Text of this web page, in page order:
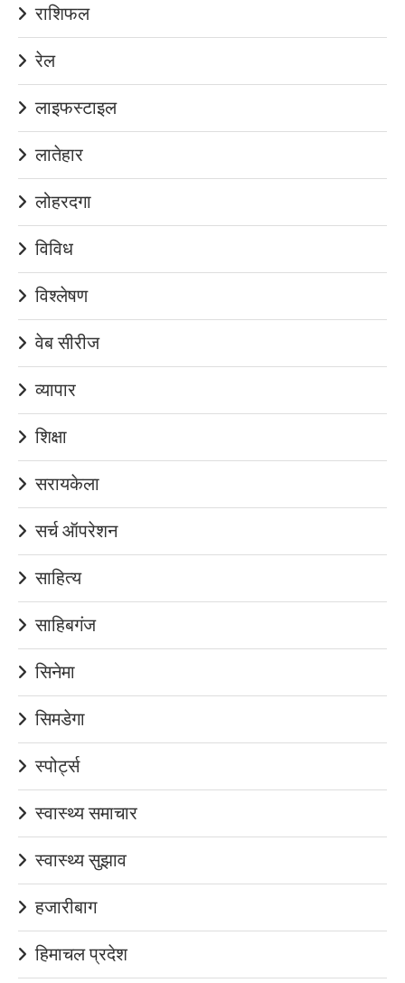
राशिफल
रेल
लाइफस्टाइल
लातेहार
लोहरदगा
विविध
विश्लेषण
वेब सीरीज
व्यापार
शिक्षा
सरायकेला
सर्च ऑपरेशन
साहित्य
साहिबगंज
सिनेमा
सिमडेगा
स्पोर्ट्स
स्वास्थ्य समाचार
स्वास्थ्य सुझाव
हजारीबाग
हिमाचल प्रदेश